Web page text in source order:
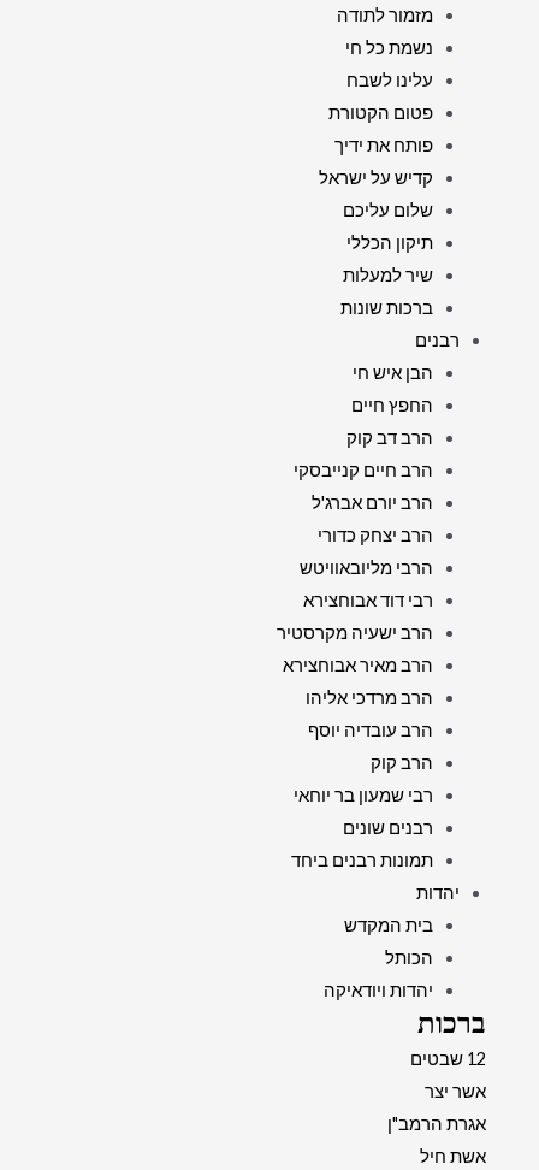
מזמור לתודה
נשמת כל חי
עלינו לשבח
פטום הקטורת
פותח את ידיך
קדיש על ישראל
שלום עליכם
תיקון הכללי
שיר למעלות
ברכות שונות
רבנים
הבן איש חי
החפץ חיים
הרב דב קוק
הרב חיים קנייבסקי
הרב יורם אברג'ל
הרב יצחק כדורי
הרבי מליובאוויטש
רבי דוד אבוחצירא
הרב ישעיה מקרסטיר
הרב מאיר אבוחצירא
הרב מרדכי אליהו
הרב עובדיה יוסף
הרב קוק
רבי שמעון בר יוחאי
רבנים שונים
תמונות רבנים ביחד
יהדות
בית המקדש
הכותל
יהדות ויודאיקה
ברכות
12 שבטים
אשר יצר
אגרת הרמב"ן
אשת חיל